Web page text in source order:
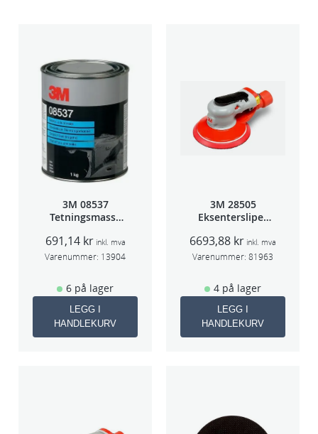
3M 08537
Tetningsmasse
691,14 kr inkl. mva
Varenummer: 13904
6 på lager
LEGG I
HANDLEKURV
3M 28505
Eksentersliper
2,5mm slag
75mm
6693,88 kr inkl. mva
Varenummer: 81963
4 på lager
LEGG I
HANDLEKURV